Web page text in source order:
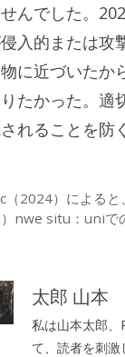
んでした。
入的または攻
に近づいたか
たかった。適
れることを防
（2024）によると
）nwe situ：uniで
太郎 山本
私は山本太郎
て、読者を刺